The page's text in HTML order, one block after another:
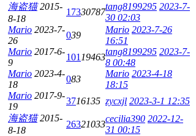
海盗猫 2015-
8-18
17330787
tang8199295 2023-7-
30 02:03
Mario 2023-7-
26
039
Mario 2023-7-26
16:51
Mario 2017-6-
9
101 19463
tang8199295 2023-7-
8 00:48
Mario 2023-4-
18
083
Mario 2023-4-18
18:15
Mario 2017-9-
19
3716135 zycxjl 2023-3-1 12:35
海盗猫 2015-
8-18
26321033
cecilia390 2022-12-
31 00:15